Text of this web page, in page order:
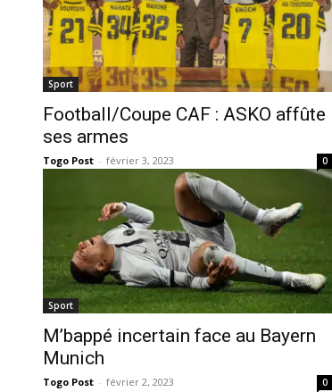
Sport
Football/Coupe CAF : ASKO affûte
ses armes
Togo Post - février 3, 2023 0
Sport
M’bappé incertain face au Bayern
Munich
Togo Post - février 2, 2023 0